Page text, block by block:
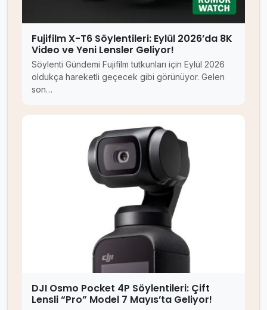
Fujifilm X-T6 Söylentileri: Eylül 2026’da 8K
Video ve Yeni Lensler Geliyor!
Söylenti Gündemi Fujifilm tutkunları için Eylül 2026
oldukça hareketli geçecek gibi görünüyor. Gelen
son…
DJI Osmo Pocket 4P Söylentileri: Çift
Lensli “Pro” Model 7 Mayıs’ta Geliyor!